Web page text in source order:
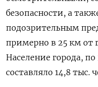
безопасности, а
подозрительным
примерно в 25 км от
Население города,
составляло 14,8 тыс.